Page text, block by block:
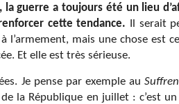
guerre a toujours été un lieu
cette tendance.
Il serait
l’armement, mais une chose est
Et elle est très sérieuse.
Je pense par exemple au Suffren
la République en juillet : c’est